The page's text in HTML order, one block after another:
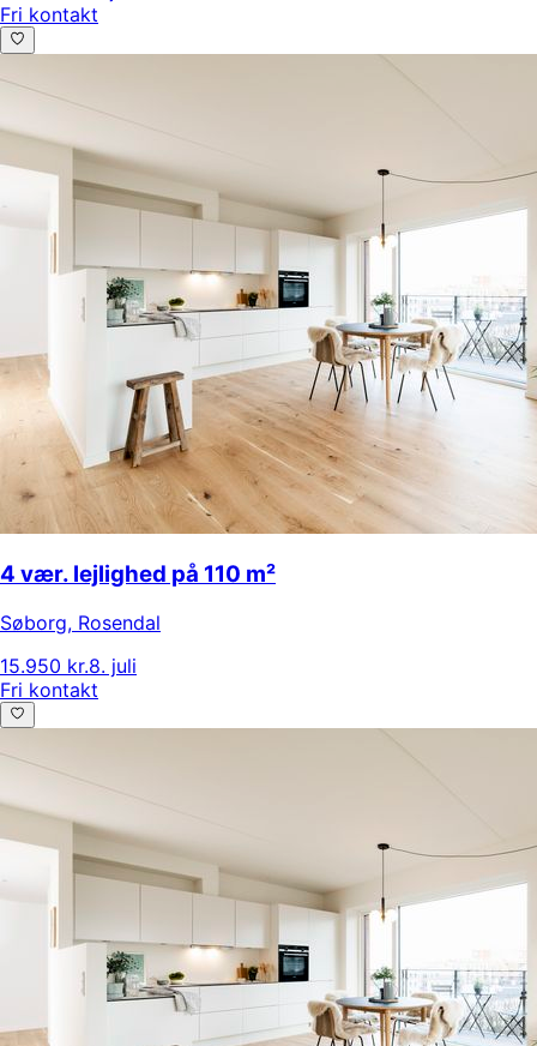
Fri kontakt
4 vær. lejlighed på 110 m²
Søborg, Rosendal
15.950 kr.8. juli
Fri kontakt